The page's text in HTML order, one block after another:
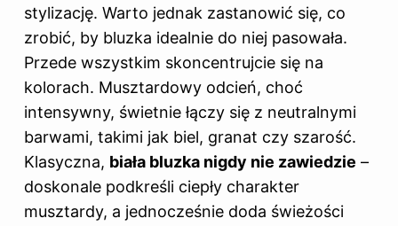
stylizację. Warto jednak zastanowić się, co
zrobić, by bluzka idealnie do niej pasowała.
Przede wszystkim skoncentrujcie się na
kolorach. Musztardowy odcień, choć
intensywny, świetnie łączy się z neutralnymi
barwami, takimi jak biel, granat czy szarość.
Klasyczna, biała bluzka nigdy nie zawiedzie –
doskonale podkreśli ciepły charakter
musztardy, a jednocześnie doda świeżości